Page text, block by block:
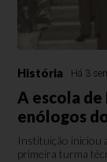
História Há 3
A escola
enólogos
Instituição iniciou
primeira turma